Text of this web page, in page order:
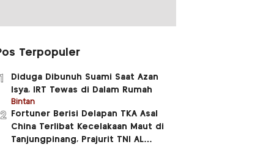
Terpopuler
Diduga Dibunuh Suami Saat Azan
Isya, IRT Tewas di Dalam Rumah
Bintan
Fortuner Berisi Delapan TKA Asal
China Terlibat Kecelakaan Maut di
Tanjungpinang, Prajurit TNI AL